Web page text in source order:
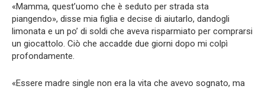
«Mamma, quest’uomo che è seduto per strada sta
piangendo», disse mia figlia e decise di aiutarlo, dandogli
limonata e un po’ di soldi che aveva risparmiato per comprarsi
un giocattolo. Ciò che accadde due giorni dopo mi colpì
profondamente.
«Essere madre single non era la vita che avevo sognato, ma